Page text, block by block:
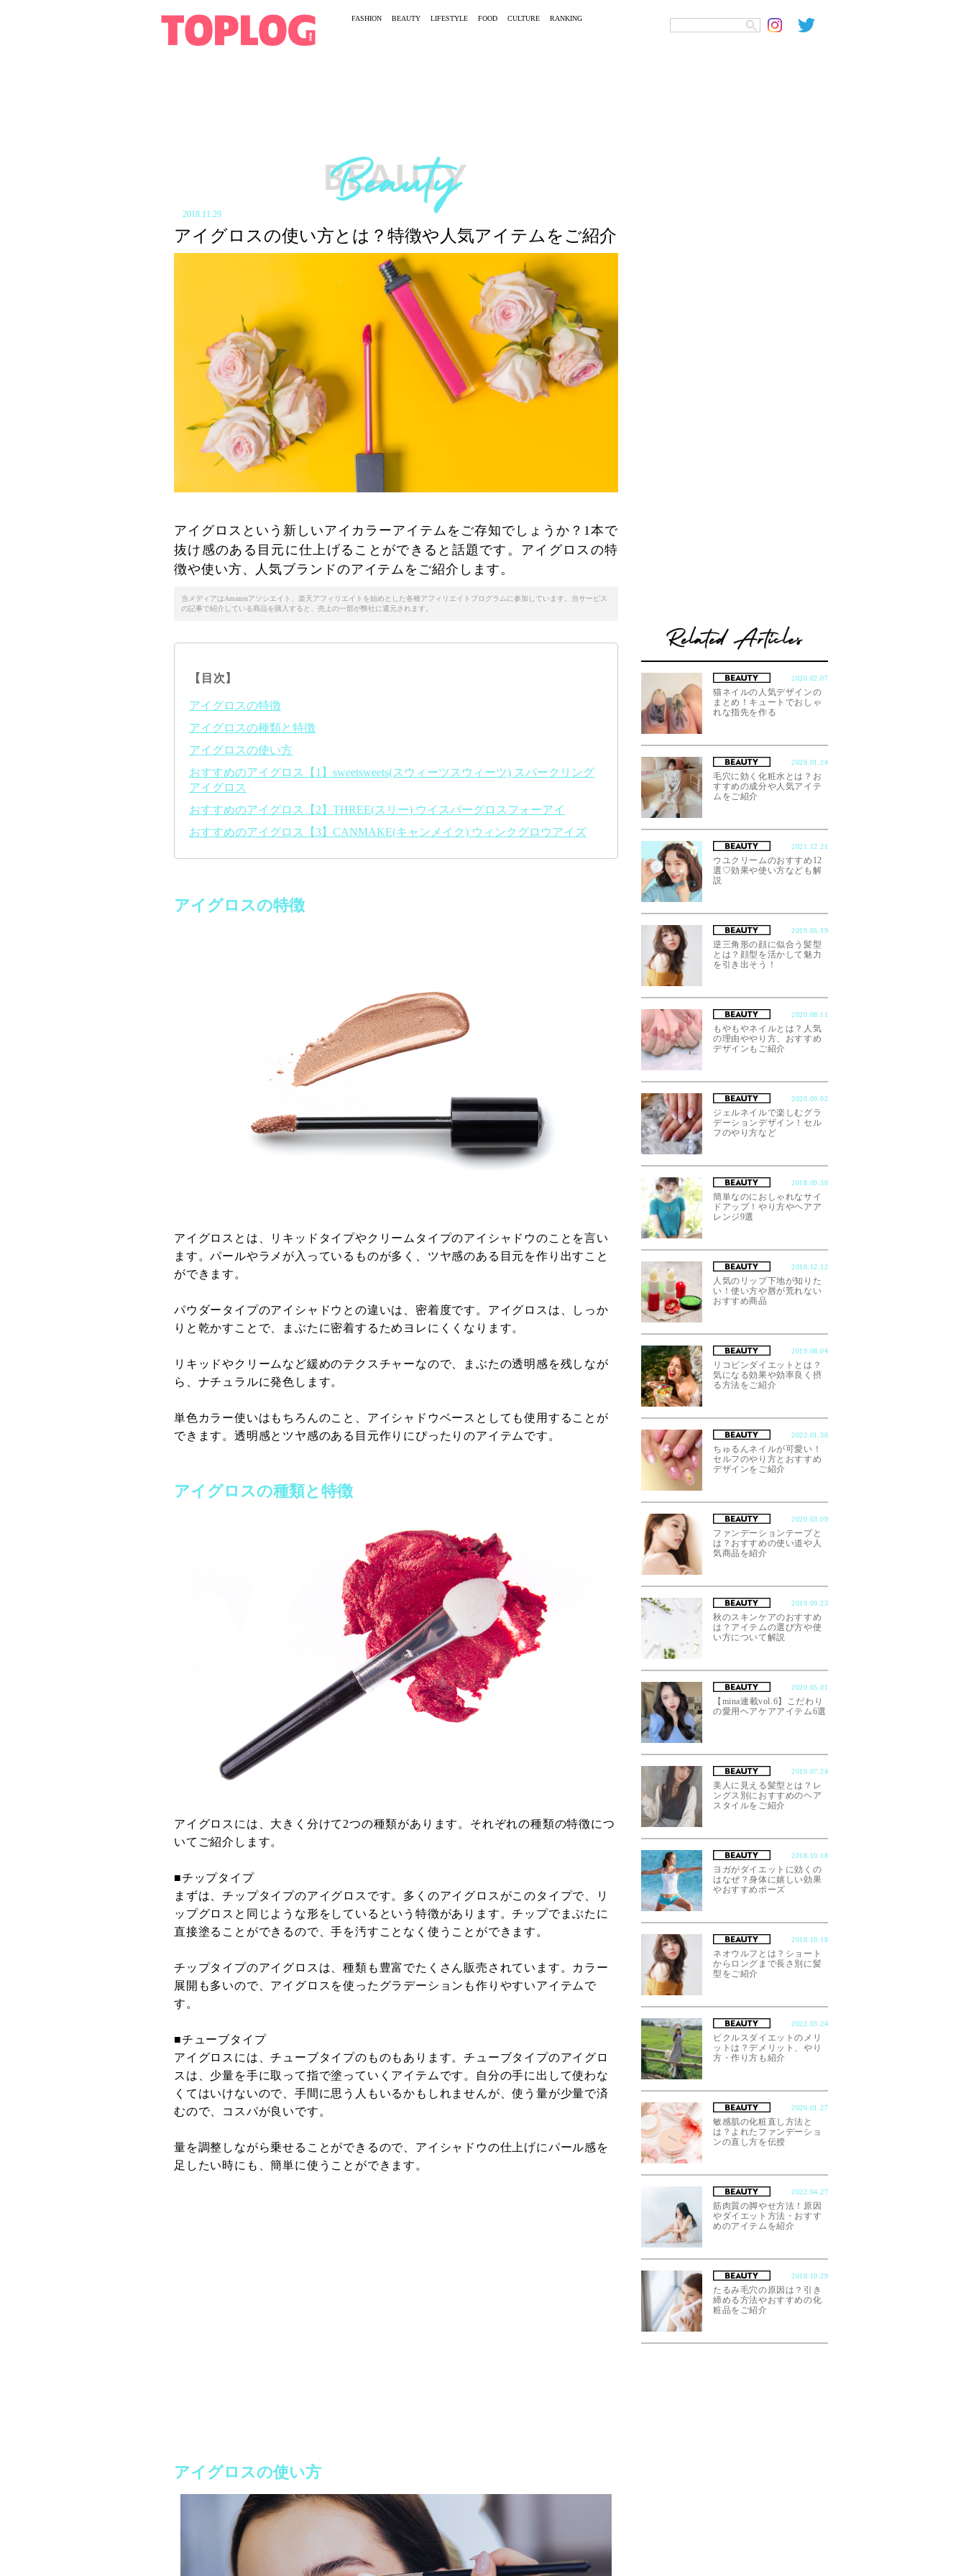
FASHION BEAUTY LIFESTYLE FOOD CULTURE RANKING
2018.11.29
アイグロスの使い方とは？特徴や人気アイテムをご紹介
アイグロスという新しいアイカラーアイテムをご存知でしょうか？1本で
抜け感のある目元に仕上げることができると話題です。アイグロスの特
徴や使い方、人気ブランドのアイテムをご紹介します。
当メディアはAmazonアソシエイト、楽天アフィリエイトを始めとした各種アフィリエイトプログラムに参加しています。当サービス
の記事で紹介している商品を購入すると、売上の一部が弊社に還元されます。
【目次】
アイグロスの特徴
アイグロスの種類と特徴
アイグロスの使い方
おすすめのアイグロス【1】sweetsweets(スウィーツスウィーツ) スパークリング
アイグロス
おすすめのアイグロス【2】THREE(スリー) ウイスパーグロスフォーアイ
おすすめのアイグロス【3】CANMAKE(キャンメイク) ウィンクグロウアイズ
アイグロスの特徴
アイグロスとは、リキッドタイプやクリームタイプのアイシャドウのことを言い
ます。パールやラメが入っているものが多く、ツヤ感のある目元を作り出すこと
ができます。
パウダータイプのアイシャドウとの違いは、密着度です。アイグロスは、しっか
りと乾かすことで、まぶたに密着するためヨレにくくなります。
リキッドやクリームなど緩めのテクスチャーなので、まぶたの透明感を残しなが
ら、ナチュラルに発色します。
単色カラー使いはもちろんのこと、アイシャドウベースとしても使用することが
できます。透明感とツヤ感のある目元作りにぴったりのアイテムです。
アイグロスの種類と特徴
アイグロスには、大きく分けて2つの種類があります。それぞれの種類の特徴につ
いてご紹介します。
■チップタイプ
まずは、チップタイプのアイグロスです。多くのアイグロスがこのタイプで、リ
ップグロスと同じような形をしているという特徴があります。チップでまぶたに
直接塗ることができるので、手を汚すことなく使うことができます。
チップタイプのアイグロスは、種類も豊富でたくさん販売されています。カラー
展開も多いので、アイグロスを使ったグラデーションも作りやすいアイテムで
す。
■チューブタイプ
アイグロスには、チューブタイプのものもあります。チューブタイプのアイグロ
スは、少量を手に取って指で塗っていくアイテムです。自分の手に出して使わな
くてはいけないので、手間に思う人もいるかもしれませんが、使う量が少量で済
むので、コスパが良いです。
量を調整しながら乗せることができるので、アイシャドウの仕上げにパール感を
足したい時にも、簡単に使うことができます。
アイグロスの使い方
2020.02.07
猫ネイルの人気デザインの
まとめ！キュートでおしゃ
れな指先を作る
2020.01.24
毛穴に効く化粧水とは？お
すすめの成分や人気アイテ
ムをご紹介
2021.12.21
ウユクリームのおすすめ12
選♡効果や使い方なども解
説
2019.05.19
逆三角形の顔に似合う髪型
とは？顔型を活かして魅力
を引き出そう！
2020.08.11
もやもやネイルとは？人気
の理由ややり方、おすすめ
デザインもご紹介
2020.09.02
ジェルネイルで楽しむグラ
デーションデザイン！セル
フのやり方など
2018.09.30
簡単なのにおしゃれなサイ
ドアップ！やり方やヘアア
レンジ9選
2018.12.12
人気のリップ下地が知りた
い！使い方や唇が荒れない
おすすめ商品
2019.08.04
リコピンダイエットとは？
気になる効果や効率良く摂
る方法をご紹介
2022.01.30
ちゅるんネイルが可愛い！
セルフのやり方とおすすめ
デザインをご紹介
2020.03.09
ファンデーションテープと
は？おすすめの使い道や人
気商品を紹介
2019.09.23
秋のスキンケアのおすすめ
は？アイテムの選び方や使
い方について解説
2020.05.01
【mina連載vol.6】こだわり
の愛用ヘアケアアイテム6選
2019.07.24
美人に見える髪型とは？レ
ングス別におすすめのヘア
スタイルをご紹介
2018.10.18
ヨガがダイエットに効くの
はなぜ？身体に嬉しい効果
やおすすめポーズ
2018.10.18
ネオウルフとは？ショート
からロングまで長さ別に髪
型をご紹介
2022.03.24
ピクルスダイエットのメリ
ットは？デメリット、やり
方・作り方も紹介
2020.01.27
敏感肌の化粧直し方法と
は？よれたファンデーショ
ンの直し方を伝授
2022.04.27
筋肉質の脚やせ方法！原因
やダイエット方法・おすす
めのアイテムを紹介
2018.10.29
たるみ毛穴の原因は？引き
締める方法やおすすめの化
粧品をご紹介